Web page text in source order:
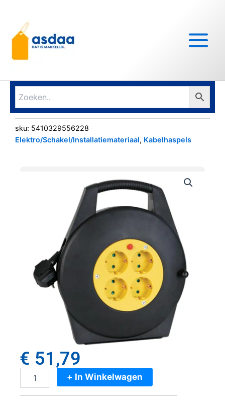
inhoud
sku: 5410329556228
Elektro/Schakel/Installatiemateriaal, Kabelhaspels
€ 51,79
Velleman
+ In Winkelwagen